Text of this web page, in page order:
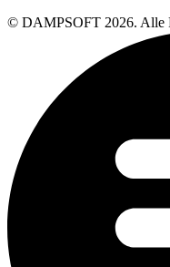
© DAMPSOFT 2026. Alle